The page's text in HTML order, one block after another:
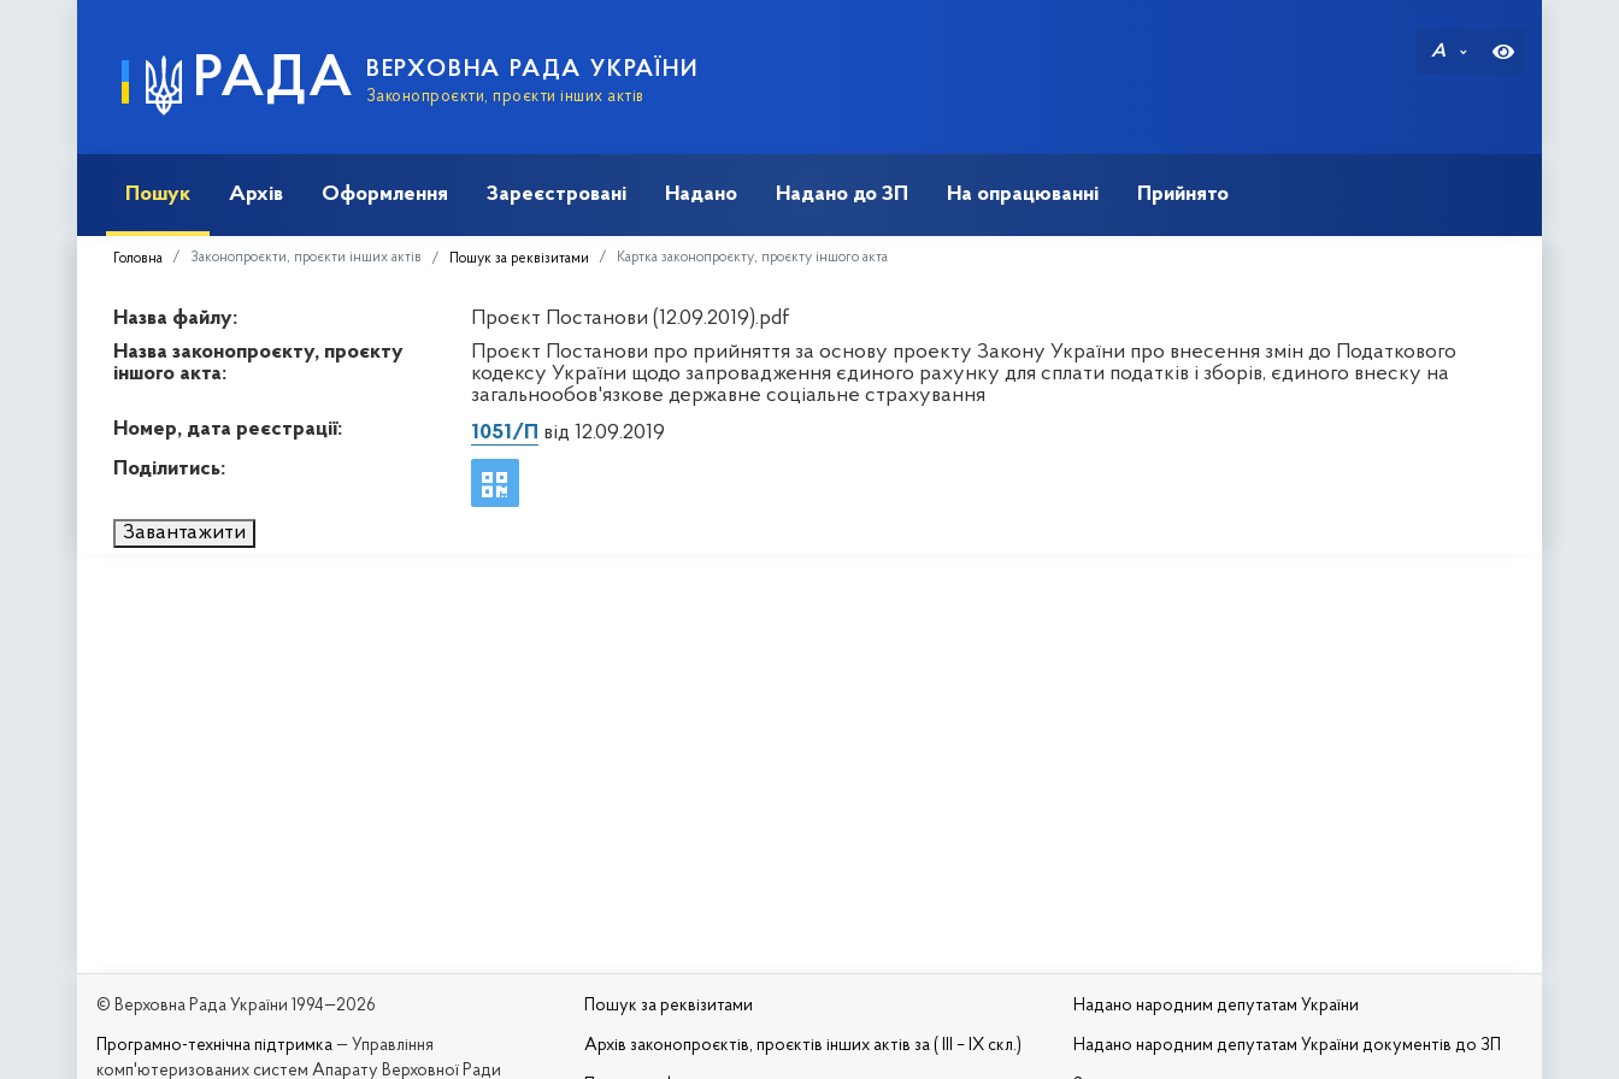
РАДА ВЕРХОВНА РАДА УКРАЇНИ
Законопроєкти, проєкти інших актів
A
Пошук Архів Оформлення Зареєстровані Надано Надано до ЗП На опрацюванні Прийнято
Головна Законопроєкти, проєкти інших актів Пошук за реквізитами Картка законопроєкту, проєкту іншого акта
Назва файлу:
Проєкт Постанови (12.09.2019).pdf
Назва законопроєкту, проєкту
іншого акта:
Проєкт Постанови про прийняття за основу проекту Закону України про внесення змін до Податкового
кодексу України щодо запровадження єдиного рахунку для сплати податків і зборів, єдиного внеску на
загальнообов'язкове державне соціальне страхування
Номер, дата реєстрації:
1051/П від 12.09.2019
Поділитись:
Завантажити
© Верховна Рада України 1994—2026
Програмно-технічна підтримка — Управління
комп'ютеризованих систем Апарату Верховної Ради
Пошук за реквізитами
Архів законопроєктів, проєктів інших актів за ( III – IX скл.)
Надано народним депутатам України
Надано народним депутатам України документів до ЗП